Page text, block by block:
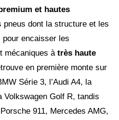
et hautes
pneus dont la structure et les
encaisser les
mécaniques à très haute
en première monte sur
Série 3, l’Audi A4, la
Volkswagen Golf R, tandis
911, Mercedes AMG,